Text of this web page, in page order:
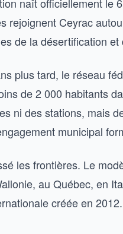
rejoignent Ceyrac
de la désertification
plus tard, le réseau
de 2 000 habitants
ni des stations, mais
municipal
les frontières. Le
au Québec, en
créée en 2012.